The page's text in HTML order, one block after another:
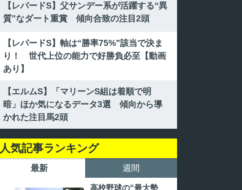
【レパードS】父サンデー系が活躍する“異
質”なダート重賞 傾向合致の注目2頭
【レパードS】軸は“勝率75%”該当で決ま
り！ 世代上位の能力で好勝負必至【動画
あり】
【エルムS】「マリーンS組は着順で明
暗」ほか気になるデータ3選 傾向から導
かれた注目馬2頭
人気記事ランキング
最新 週間
高校野球の“最大勢